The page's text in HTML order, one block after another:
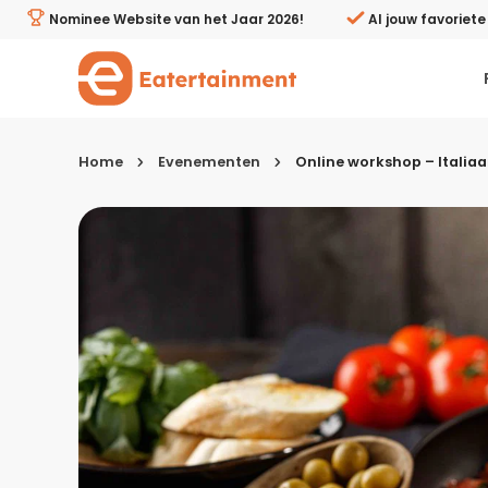
Online workshop – Italiaanse bruschetta -
Nominee Website van het Jaar 2026! Al jouw
Tussendoortjes
Voor- & tussengerechten
Home Evenementen Online workshop –